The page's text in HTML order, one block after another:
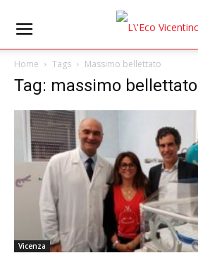
Home Tags Massimo bellettato
Tag: massimo bellettato
Vicenza